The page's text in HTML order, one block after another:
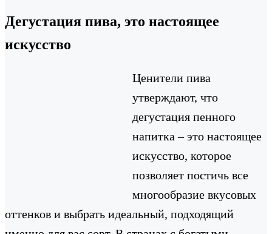
Дегустация пива, это настоящее
искусство
Ценители пива
утверждают, что
дегустация пенного
напитка – это настоящее
искусство, которое
позволяет постичь все
многообразие вкусовых
оттенков и выбрать идеальный, подходящий